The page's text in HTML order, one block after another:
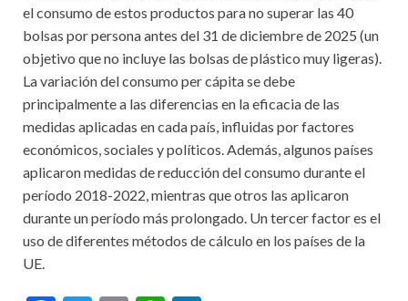
el consumo de estos productos para no superar las 40
bolsas por persona antes del 31 de diciembre de 2025 (un
objetivo que no incluye las bolsas de plástico muy ligeras).
La variación del consumo per cápita se debe
principalmente a las diferencias en la eficacia de las
medidas aplicadas en cada país, influidas por factores
económicos, sociales y políticos. Además, algunos países
aplicaron medidas de reducción del consumo durante el
período 2018-2022, mientras que otros las aplicaron
durante un período más prolongado. Un tercer factor es el
uso de diferentes métodos de cálculo en los países de la
UE.